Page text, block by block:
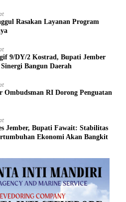
Rasakan Layanan Program
9/DY/2 Kostrad, Bupati Jember
Bangun Daerah
Ombudsman RI Dorong Penguatan
Jember, Bupati Fawait: Stabilitas
Ekonomi Akan Bangkit